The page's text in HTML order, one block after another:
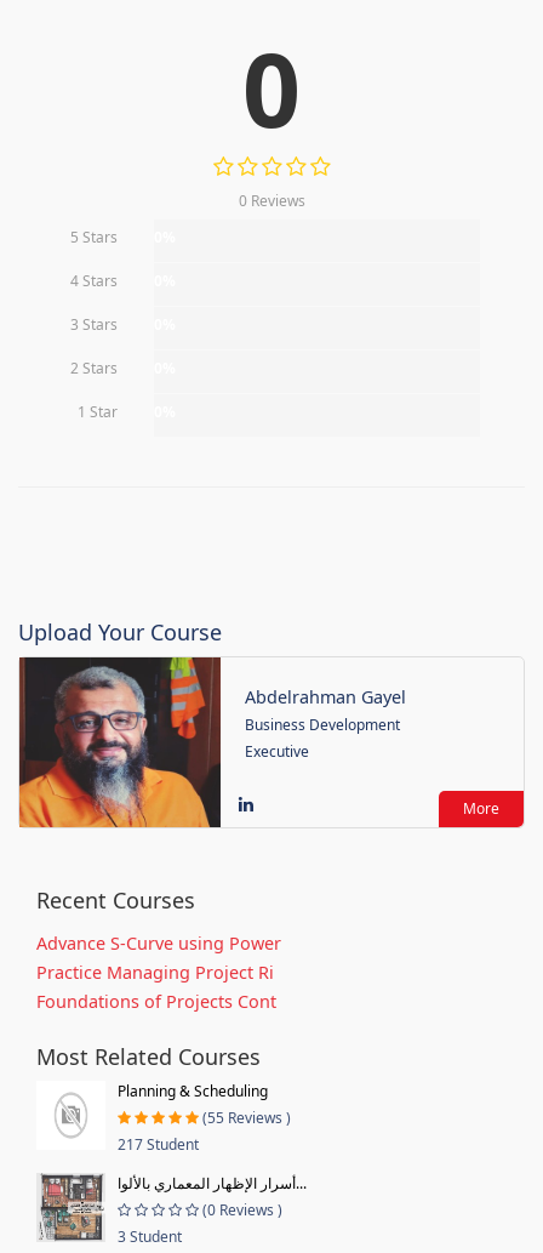
0
0 Reviews
5 Stars
4 Stars
3 Stars
2 Stars
1 Star
Upload Your Course
Abdelrahman Gayel
Business Development
Executive
More
Recent Courses
Advance S-Curve using Power
Practice Managing Project Ri
Foundations of Projects Cont
Most Related Courses
Planning & Scheduling
(55 Reviews )
217 Student
أسرار الإظهار المعماري بالألوا...
(0 Reviews )
3 Student